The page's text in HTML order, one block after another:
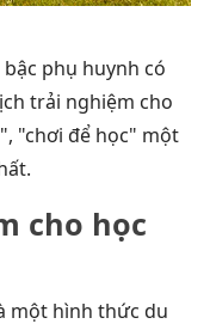
phụ huynh có
trải nghiệm cho
"chơi để học" một
cho học
một hình thức du